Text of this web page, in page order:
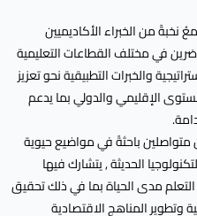
من الخبراء الأكاديميين
في مختلف القطاعات التعليمية
والخبرات التطبيقية نحو تعزيز
الإقليمي والدولي بما يدعم
متواصلين باحثةً في مواضيع حيوية
الحديثة , يتشارك فيها
مدى الحياة بما في ذلك تحقيق
وتطوير المناهج الاقتصادية